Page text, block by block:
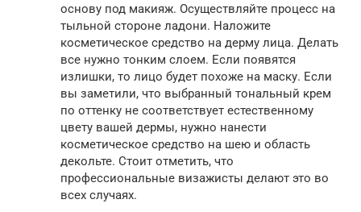
основу под макияж. Осуществляйте процесс на
тыльной стороне ладони. Наложите
косметическое средство на дерму лица. Делать
все нужно тонким слоем. Если появятся
излишки, то лицо будет похоже на маску. Если
вы заметили, что выбранный тональный крем
по оттенку не соответствует естественному
цвету вашей дермы, нужно нанести
косметическое средство на шею и область
декольте. Стоит отметить, что
профессиональные визажисты делают это во
всех случаях.